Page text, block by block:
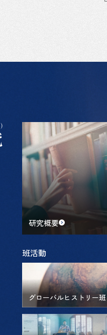
研究概要
班活動
グローバルヒストリー班